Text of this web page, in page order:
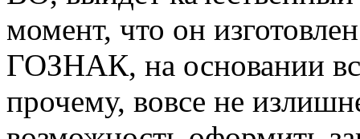
момент, что он
ГОЗНАК, на основании
прочему, вовсе не